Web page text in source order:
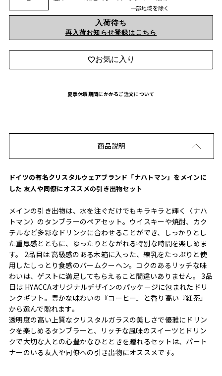
一部地域を除く
入荷待ち
再入荷お知らせ登録はこちら
お気に入り
夏季休暇期間にかかるご注文について
商品説明
ドイツの有名クリスタルウェアブランド「ナハトマン」をメインに
した 友人や同僚にオススメの引き出物セット
メインの引き出物は、水を注ぐだけでもキラキラと輝く〈ナハ
トマン〉のタンブラーのペアセット。ウイスキーや焼酎、カク
テルなど多彩なドリンクに合わせることができ、しっかりとし
た重厚感とともに、ゆったりとながれる特別な時間を楽しめま
す。 2品目は 高級感のある木箱に入った、練乳をたっぷりと使
用したしっとり食感のバームクーヘン。コクのあるリッチな味
わいは、ゲストに満足してもらえること間違いありません。 3品
目は HYACCAオリジナルデザインのパッケージに包まれたドリ
ンクギフト。豊かな味わいの『コーヒー』と香り高い『紅茶』
から選んで贈れます。
透明度の高い上質なクリスタルガラスの美しさで優雅にドリン
クを楽しめるタンブラーと、リッチな風味のスイーツとドリン
クで大切な人との心豊かなひとときを贈れるセットは、パート
ナーのいる友人や同僚への引き出物にオススメです。